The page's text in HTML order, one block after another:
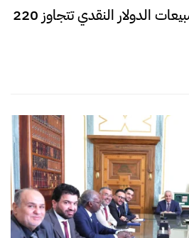
مصرف ليبيا المركزي: مبيعات الدولار النقدي تتجاوز 220